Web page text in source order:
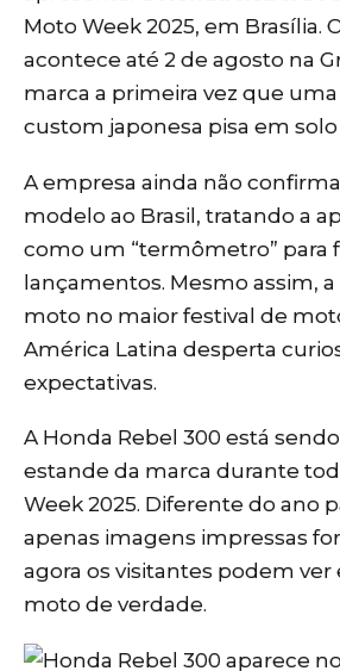
Moto Week 2025, em Brasília.
acontece até 2 de agosto na
marca a primeira vez que
custom japonesa pisa em
A empresa ainda não
modelo ao Brasil, tratando a
como um “termômetro” para
lançamentos. Mesmo assim,
moto no maior festival de
América Latina desperta
expectativas.
A Honda Rebel 300 está
estande da marca durante
Week 2025. Diferente do ano
apenas imagens impressas
agora os visitantes podem ver
moto de verdade.